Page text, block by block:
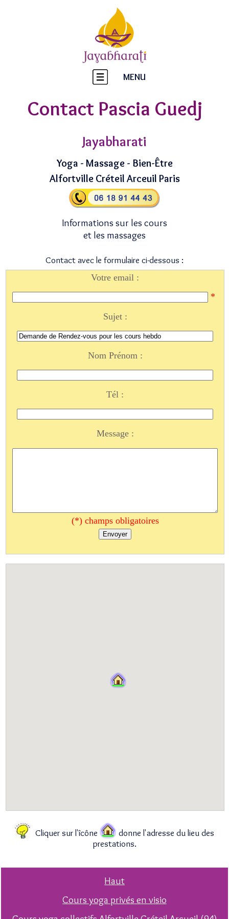
MENU
Contact Pascia Guedj
Jayabharati
Yoga - Massage - Bien-Être
Alfortville Créteil Arceuil Paris
Informations sur les cours
et les massages
Contact avec le formulaire ci-dessous :
Votre email :
*
Sujet :
Nom Prénom :
Tél :
Message :
(*) champs obligatoires
Cliquer sur l'îcône
donne l'adresse du lieu des
prestations.
Haut
Cours yoga privés en visio